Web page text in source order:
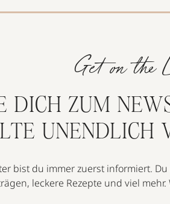
Get on the
DICH ZUM
UNENDLICH
bist du immer zuerst informiert.
leckere Rezepte und viel